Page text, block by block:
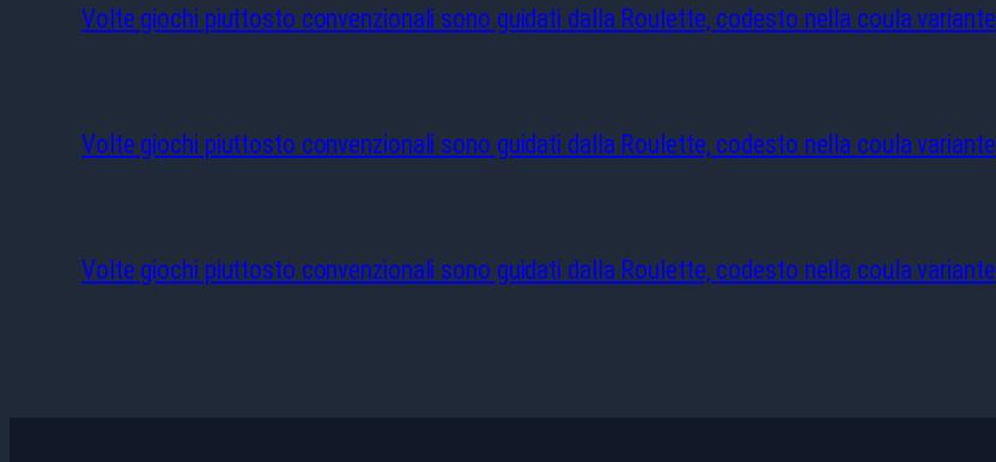
Volte giochi piuttosto convenzionali sono guidati dalla Roulette, codesto nella coula variante
Volte giochi piuttosto convenzionali sono guidati dalla Roulette, codesto nella coula variante
Volte giochi piuttosto convenzionali sono guidati dalla Roulette, codesto nella coula variante